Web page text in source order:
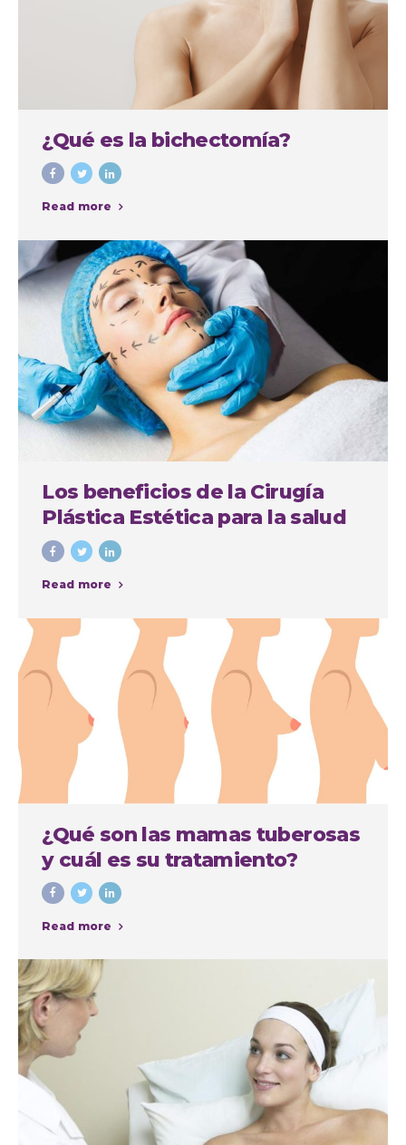
¿Qué es la bichectomía?
Read more
Los beneficios de la Cirugía
Plástica Estética para la salud
física y mental
Read more
¿Qué son las mamas tuberosas
y cuál es su tratamiento?
Read more